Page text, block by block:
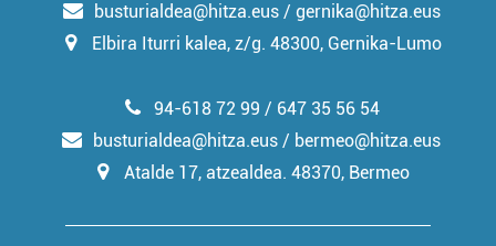
busturialdea@hitza.eus / gernika@hitza.eus
Elbira Iturri kalea, z/g. 48300, Gernika-Lumo
94-618 72 99 / 647 35 56 54
busturialdea@hitza.eus / bermeo@hitza.eus
Atalde 17, atzealdea. 48370, Bermeo